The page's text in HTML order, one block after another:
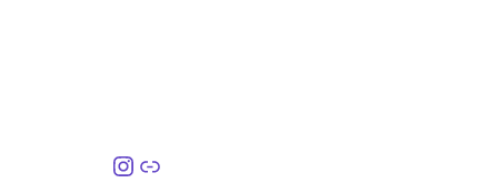
Instagram
링크